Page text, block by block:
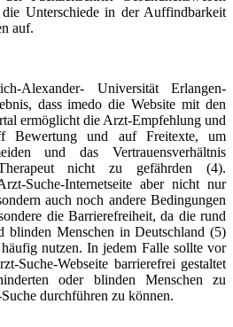
Unterschiede in der Auffindbarkeit
auf.
Alexander- Universität Erlangen-
dass imedo die Website mit den
ermöglicht die Arzt-Empfehlung und
Bewertung und auf Freitexte, um
und das Vertrauensverhältnis
nicht zu gefährden (4).
Suche-Internetseite aber nicht nur
auch noch andere Bedingungen
die Barrierefreiheit, da die rund
blinden Menschen in Deutschland (5)
häufig nutzen. In jedem Falle sollte vor
Suche-Webseite barrierefrei gestaltet
oder blinden Menschen zu
durchführen zu können.